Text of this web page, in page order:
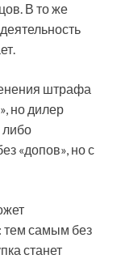
В то же
штрафа
но дилер
либо
«допов», но с
тем самым без
станет